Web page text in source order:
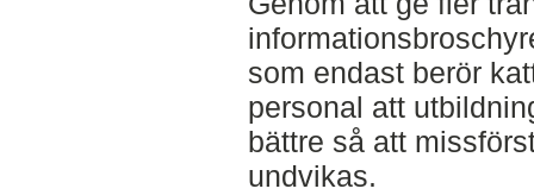
som endast berör
personal att
bättre så att
undvikas.